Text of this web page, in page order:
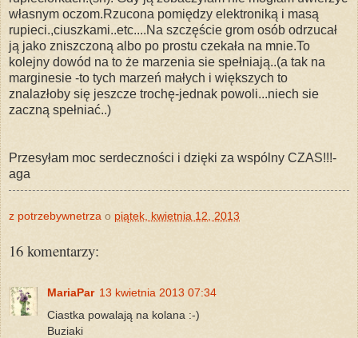
własnym oczom.Rzucona pomiędzy elektroniką i masą
rupieci.,ciuszkami..etc....Na szczęście grom osób odrzucał
ją jako zniszczoną albo po prostu czekała na mnie.To
kolejny dowód na to że marzenia sie spełniają..(a tak na
marginesie -to tych marzeń małych i większych to
znalazłoby się jeszcze trochę-jednak powoli...niech sie
zaczną spełniać..)
Przesyłam moc serdeczności i dzięki za wspólny CZAS!!!-
aga
z potrzebywnetrza o piątek, kwietnia 12, 2013
16 komentarzy:
MariaPar 13 kwietnia 2013 07:34
Ciastka powalają na kolana :-)
Buziaki